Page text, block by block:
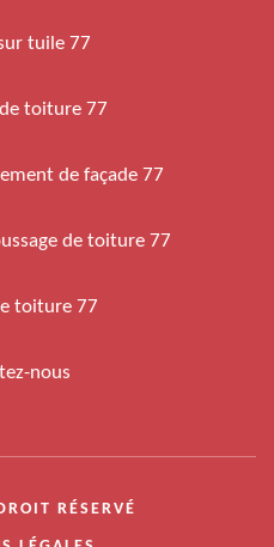
tuile 77
toiture 77
de façade 77
de toiture 77
toiture 77
nous
RÉSERVÉ